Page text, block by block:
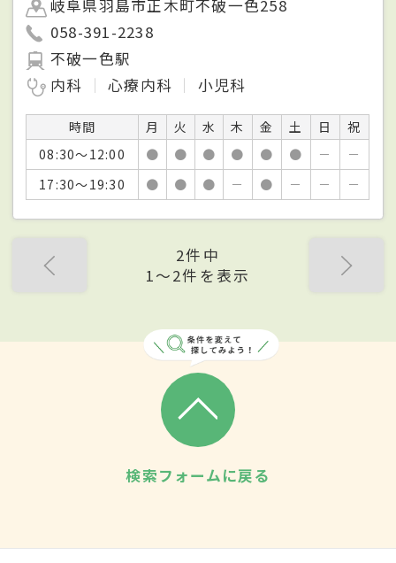
岐阜県羽島市正木町不破一色258
058-391-2238
不破一色駅
内科
心療内科 小児科
時間 月 火 水 木 金 土 日
祝
08:30～12:00
● ● ● ● ● ● －
－
17:30～19:30
● ● ● － ● － － －
2件中
1〜2件を表示
検索フォームに戻る